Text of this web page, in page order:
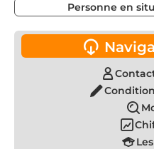
Personne en